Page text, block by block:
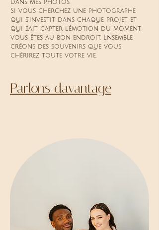
dans mes photos.
Si vous cherchez une photographe
qui s’investit dans chaque projet et
qui sait capter l’émotion du moment,
vous êtes au bon endroit. Ensemble,
créons des souvenirs que vous
chérirez toute votre vie.
Parlons davantage